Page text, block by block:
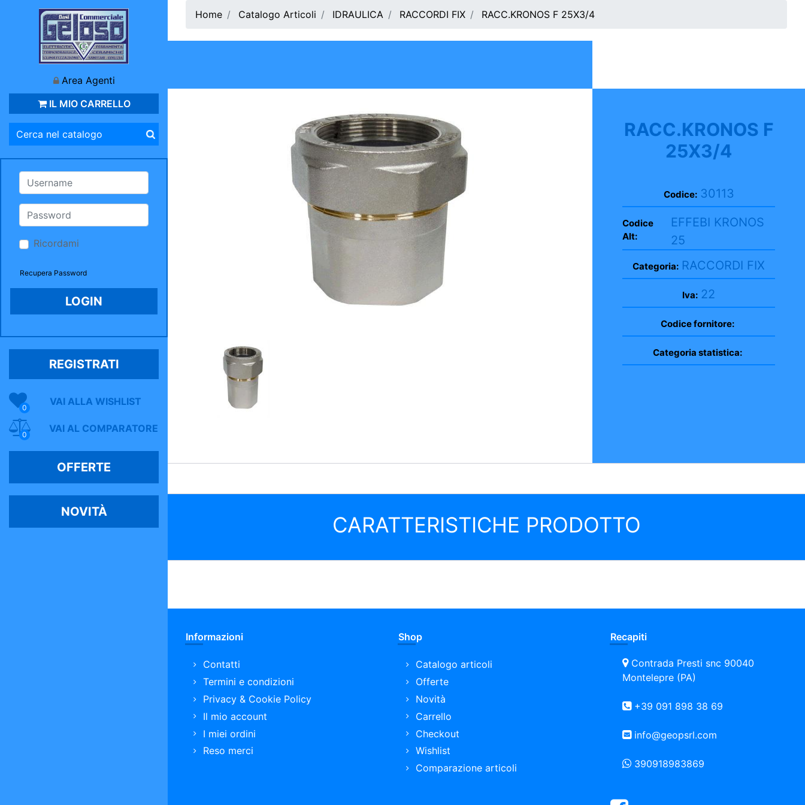
Area Agenti
IL MIO CARRELLO
Ricordami
Recupera Password
REGISTRATI
VAI ALLA WISHLIST
0
VAI AL COMPARATORE
0
OFFERTE
NOVITÀ
Home Catalogo Articoli IDRAULICA RACCORDI FIX RACC.KRONOS F 25X3/4
RACC.KRONOS F
25X3/4
Codice: 30113
Codice
Alt:
EFFEBI KRONOS
25
Categoria: RACCORDI FIX
Iva: 22
Codice fornitore:
Categoria statistica:
CARATTERISTICHE PRODOTTO
Informazioni
Contatti
Termini e condizioni
Privacy & Cookie Policy
Il mio account
I miei ordini
Reso merci
Shop
Catalogo articoli
Offerte
Novità
Carrello
Checkout
Wishlist
Comparazione articoli
Recapiti
Contrada Presti snc 90040
Montelepre (PA)
+39 091 898 38 69
info@geopsrl.com
390918983869